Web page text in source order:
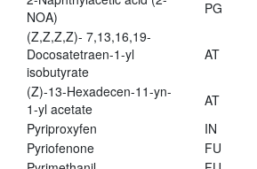
NOA)
PG
(Z,Z,Z,Z)- 7,13,16,19-
Docosatetraen-1-yl
isobutyrate
AT
(Z)-13-Hexadecen-11-yn-
1-yl acetate
AT
Pyriproxyfen
IN
Pyriofenone
FU